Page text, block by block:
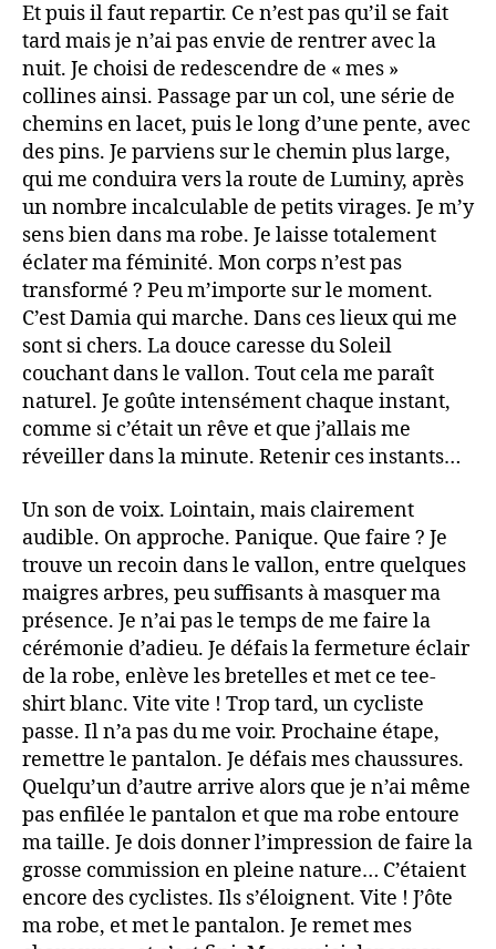
Et puis il faut repartir. Ce n’est pas qu’il se fait
tard mais je n’ai pas envie de rentrer avec la
nuit. Je choisi de redescendre de « mes »
collines ainsi. Passage par un col, une série de
chemins en lacet, puis le long d’une pente, avec
des pins. Je parviens sur le chemin plus large,
qui me conduira vers la route de Luminy, après
un nombre incalculable de petits virages. Je m’y
sens bien dans ma robe. Je laisse totalement
éclater ma féminité. Mon corps n’est pas
transformé ? Peu m’importe sur le moment.
C’est Damia qui marche. Dans ces lieux qui me
sont si chers. La douce caresse du Soleil
couchant dans le vallon. Tout cela me paraît
naturel. Je goûte intensément chaque instant,
comme si c’était un rêve et que j’allais me
réveiller dans la minute. Retenir ces instants…
Un son de voix. Lointain, mais clairement
audible. On approche. Panique. Que faire ? Je
trouve un recoin dans le vallon, entre quelques
maigres arbres, peu suffisants à masquer ma
présence. Je n’ai pas le temps de me faire la
cérémonie d’adieu. Je défais la fermeture éclair
de la robe, enlève les bretelles et met ce tee-
shirt blanc. Vite vite ! Trop tard, un cycliste
passe. Il n’a pas du me voir. Prochaine étape,
remettre le pantalon. Je défais mes chaussures.
Quelqu’un d’autre arrive alors que je n’ai même
pas enfilée le pantalon et que ma robe entoure
ma taille. Je dois donner l’impression de faire la
grosse commission en pleine nature… C’étaient
encore des cyclistes. Ils s’éloignent. Vite ! J’ôte
ma robe, et met le pantalon. Je remet mes